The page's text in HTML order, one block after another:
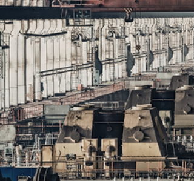
La Regione Umbria apre il Bando Fonti
Rinnovabili 2026 da 17 milioni per
fotovoltaico, accumuli e CER.
Finanziamento agevolato con remissione
del 50% del debito, a sportello. Preparati
in anticipo con QSE Studio.